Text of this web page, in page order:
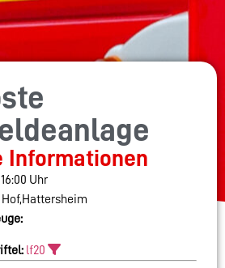
Informationen
Uhr
Hof,Hattersheim
lf20